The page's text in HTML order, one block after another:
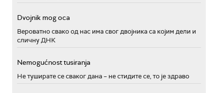
Dvojnik mog oca
Вероватно свако од нас има свог двојника са којим дели и
сличну ДНК
Nemogućnost tusiranja
Не туширате се сваког дана – не стидите се, то је здраво